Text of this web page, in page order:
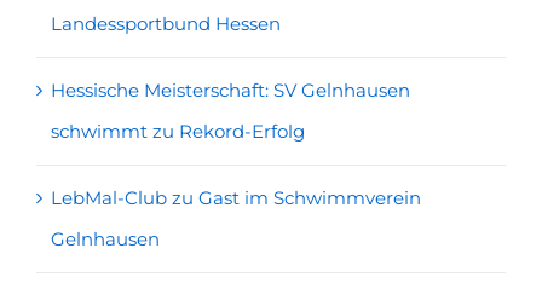
Landessportbund Hessen
Hessische Meisterschaft: SV Gelnhausen
schwimmt zu Rekord-Erfolg
LebMal-Club zu Gast im Schwimmverein
Gelnhausen